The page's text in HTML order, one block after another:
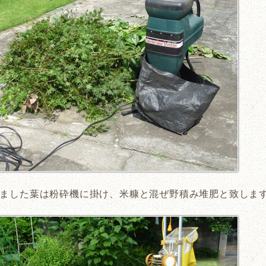
した葉は粉砕機に掛け、米糠と混ぜ野積み堆肥と致しま